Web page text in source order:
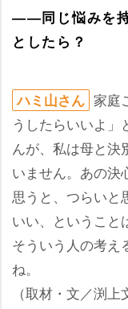
――同じ悩みを
としたら？
ハミ山さん 家庭
うしたらいいよ
んが、私は母と決
いません。あの決
思うと、つらいと
いい、ということ
そういう人の考え
ね。
（取材・文／渕上